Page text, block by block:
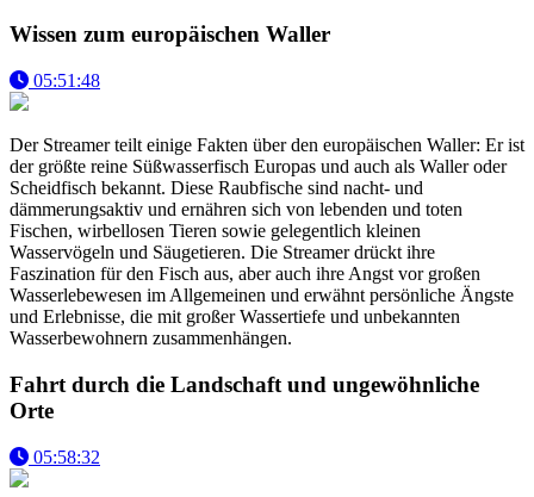
Wissen zum europäischen Waller
05:51:48
Der Streamer teilt einige Fakten über den europäischen Waller: Er ist
der größte reine Süßwasserfisch Europas und auch als Waller oder
Scheidfisch bekannt. Diese Raubfische sind nacht- und
dämmerungsaktiv und ernähren sich von lebenden und toten
Fischen, wirbellosen Tieren sowie gelegentlich kleinen
Wasservögeln und Säugetieren. Die Streamer drückt ihre
Faszination für den Fisch aus, aber auch ihre Angst vor großen
Wasserlebewesen im Allgemeinen und erwähnt persönliche Ängste
und Erlebnisse, die mit großer Wassertiefe und unbekannten
Wasserbewohnern zusammenhängen.
Fahrt durch die Landschaft und ungewöhnliche
Orte
05:58:32